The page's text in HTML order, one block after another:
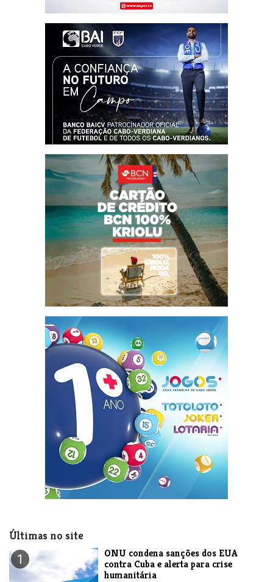
Últimas no site
1
ONU condena sanções dos EUA
contra Cuba e alerta para crise
humanitária